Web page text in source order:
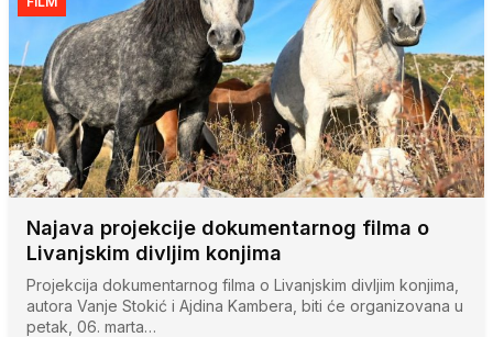
Najava projekcije dokumentarnog filma o
Livanjskim divljim konjima
Projekcija dokumentarnog filma o Livanjskim divljim konjima,
autora Vanje Stokić i Ajdina Kambera, biti će organizovana u
petak, 06. marta…